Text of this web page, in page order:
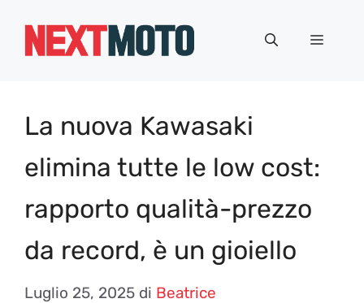
Menu
La nuova Kawasaki
elimina tutte le low cost:
rapporto qualità-prezzo
da record, è un gioiello
Luglio 25, 2025 di Beatrice